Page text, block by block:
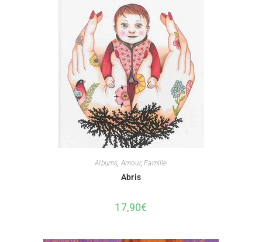
Albums, Amour,Famille
Abris
17,90€